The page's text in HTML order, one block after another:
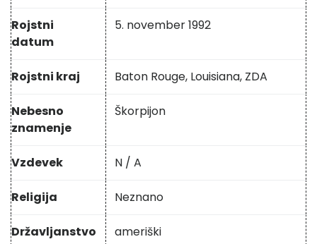
Rojstni
datum
5. november 1992
Rojstni kraj Baton Rouge, Louisiana, ZDA
Nebesno
znamenje
Škorpijon
Vzdevek N / A
Religija Neznano
Državljanstvo ameriški